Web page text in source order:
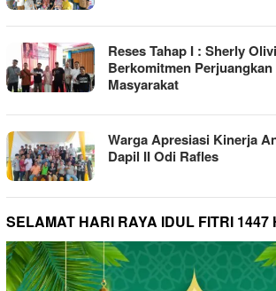
Reses Tahap I : Sherly
Berkomitmen
Masyarakat
Warga Apresiasi Kinerja
Dapil II Odi Rafles
SELAMAT HARI RAYA IDUL FITRI 1447